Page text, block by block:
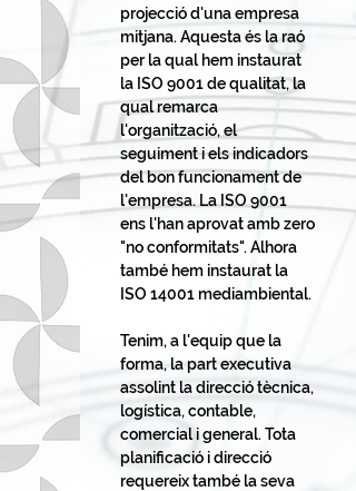
projecció d'una empresa
mitjana. Aquesta és la raó
per la qual hem instaurat
la ISO 9001 de qualitat, la
qual remarca
l'organització, el
seguiment i els indicadors
del bon funcionament de
l'empresa. La ISO 9001
ens l'han aprovat amb zero
"no conformitats". Alhora
també hem instaurat la
ISO 14001 mediambiental.
Tenim, a l'equip que la
forma, la part executiva
assolint la direcció tècnica,
logística, contable,
comercial i general. Tota
planificació i direcció
requereix també la seva